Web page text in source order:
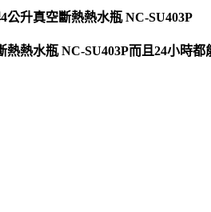
公升真空斷熱熱水瓶 NC-SU403P
熱水瓶 NC-SU403P而且24小時